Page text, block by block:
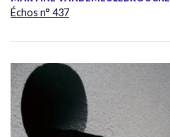
Échos n° 437